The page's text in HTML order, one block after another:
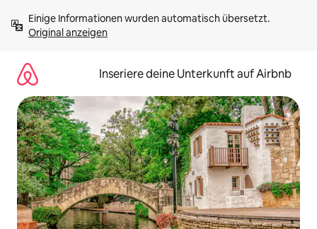
Inhalten
springenOriginal anzeigen
Inseriere deine Unterkunft auf Airbnb